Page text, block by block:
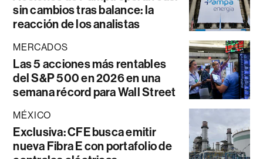
sin cambios tras balance: la
reacción de los analistas
MERCADOS
Las 5 acciones más rentables
del S&P 500 en 2026 en una
semana récord para Wall Street
MÉXICO
Exclusiva: CFE busca emitir
nueva Fibra E con portafolio de